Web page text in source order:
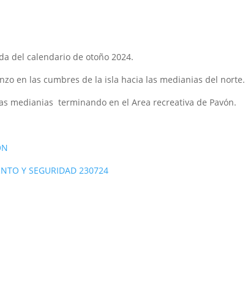
del calendario de otoño 2024.
en las cumbres de la isla hacia las medianias del norte.
medianias terminando en el Area recreativa de Pavón.
Y SEGURIDAD 230724